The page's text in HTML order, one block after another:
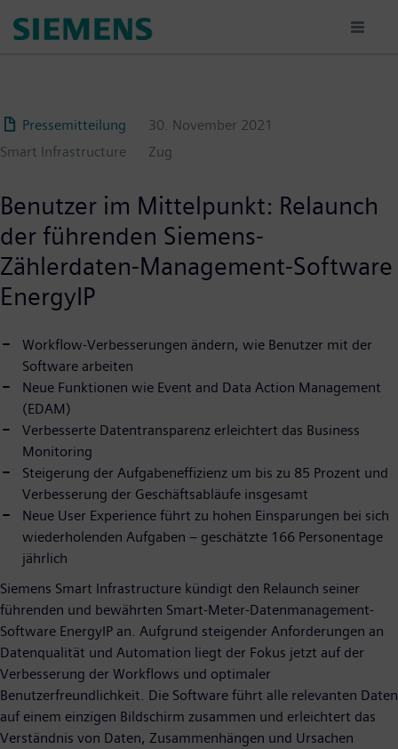
para
Pressemitteilung
30. November 2021
Smart Infrastructure
Zug
Benutzer im Mittelpunkt: Relaunch
der führenden Siemens-
Zählerdaten-Management-Software
EnergyIP
Workflow-Verbesserungen ändern, wie Benutzer mit der
Software arbeiten
Neue Funktionen wie Event and Data Action Management
(EDAM)
Verbesserte Datentransparenz erleichtert das Business
Monitoring
Steigerung der Aufgabeneffizienz um bis zu 85 Prozent und
Verbesserung der Geschäftsabläufe insgesamt
Neue User Experience führt zu hohen Einsparungen bei sich
wiederholenden Aufgaben – geschätzte 166 Personentage
jährlich
Siemens Smart Infrastructure kündigt den Relaunch seiner
führenden und bewährten Smart-Meter-Datenmanagement-
Software EnergyIP an. Aufgrund steigender Anforderungen an
Datenqualität und Automation liegt der Fokus jetzt auf der
Verbesserung der Workflows und optimaler
Benutzerfreundlichkeit. Die Software führt alle relevanten Daten
auf einem einzigen Bildschirm zusammen und erleichtert das
Verständnis von Daten, Zusammenhängen und Ursachen